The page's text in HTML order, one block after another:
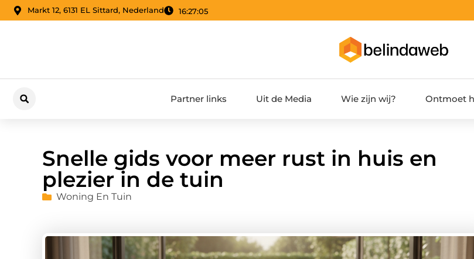
Markt 12, 6131 EL Sittard, Nederland 16:27:06
Partner links Uit de Media Wie zijn wij? Ontmoet
Snelle gids voor meer rust in huis en
plezier in de tuin
Woning En Tuin